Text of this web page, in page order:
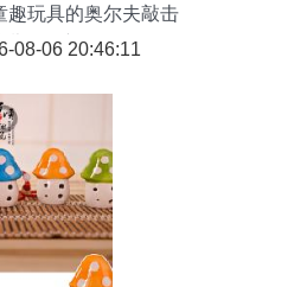
趣玩具的奥尔夫敲击
早教新体验
08-06 20:46:11